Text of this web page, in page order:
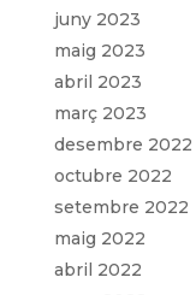
juny 2023
maig 2023
abril 2023
març 2023
desembre 2022
octubre 2022
setembre 2022
maig 2022
abril 2022